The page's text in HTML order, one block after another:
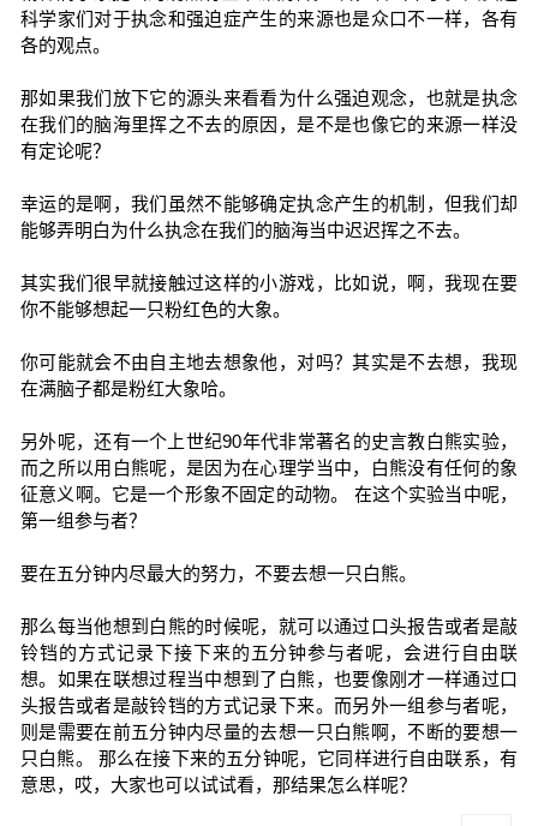
科学家们对于执念和强迫症产生的来源也是众口不一样，各有
各的观点。
那如果我们放下它的源头来看看为什么强迫观念，也就是执念
在我们的脑海里挥之不去的原因，是不是也像它的来源一样没
有定论呢？
幸运的是啊，我们虽然不能够确定执念产生的机制，但我们却
能够弄明白为什么执念在我们的脑海当中迟迟挥之不去。
其实我们很早就接触过这样的小游戏，比如说，啊，我现在要
你不能够想起一只粉红色的大象。
你可能就会不由自主地去想象他，对吗？其实是不去想，我现
在满脑子都是粉红大象哈。
另外呢，还有一个上世纪90年代非常著名的史言教白熊实验，
而之所以用白熊呢，是因为在心理学当中，白熊没有任何的象
征意义啊。它是一个形象不固定的动物。 在这个实验当中呢，
第一组参与者？
要在五分钟内尽最大的努力，不要去想一只白熊。
那么每当他想到白熊的时候呢，就可以通过口头报告或者是敲
铃铛的方式记录下接下来的五分钟参与者呢，会进行自由联
想。如果在联想过程当中想到了白熊，也要像刚才一样通过口
头报告或者是敲铃铛的方式记录下来。而另外一组参与者呢，
则是需要在前五分钟内尽量的去想一只白熊啊，不断的要想一
只白熊。 那么在接下来的五分钟呢，它同样进行自由联系，有
意思，哎，大家也可以试试看，那结果怎么样呢？